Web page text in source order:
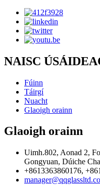
NAISC
Fúinn
Táirgí
Nuacht
Glaoigh orainn
Glaoigh orainn
Uimh.802, Aonad 2,
Gongyuan, Dúiche
+8613363860176,